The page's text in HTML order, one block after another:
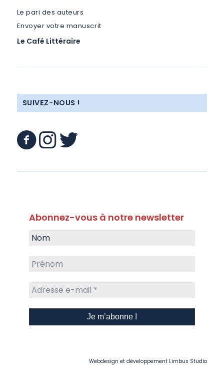
Le pari des auteurs
Envoyer votre manuscrit
Le Café Littéraire
SUIVEZ-NOUS !
Abonnez-vous à notre newsletter
Webdesign et développement Limbus Studio